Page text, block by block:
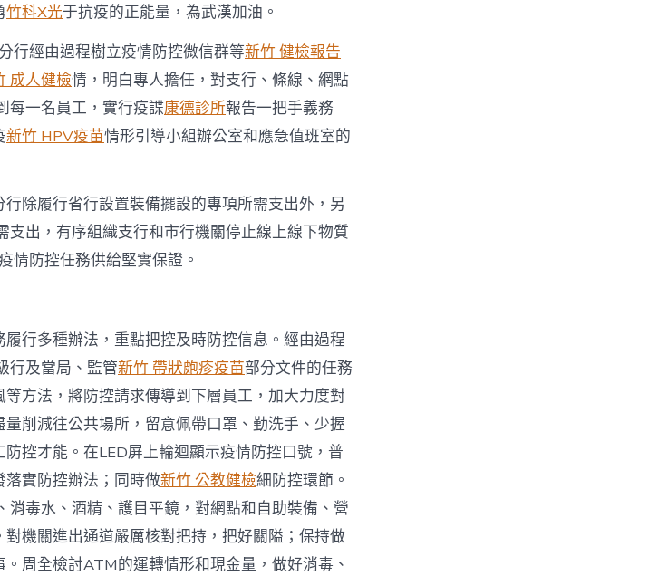
竹科X光于抗疫的正能量，為武漢加油。
行經由過程樹立疫情防控微信群等新竹 健檢報告
成人健檢情，明白專人擔任，對支行、條線、網點
每一名員工，實行疫諜康德診所報告一把手義務
新竹 HPV疫苗情形引導小組辦公室和應急值班室的
除履行省行設置裝備擺設的專項所需支出外，另
支出，有序組織支行和市行機關停止線上線下物質
情防控任務供給堅實保證。
行多種辦法，重點把控及時防控信息。經由過程
行及當局、監管新竹 帶狀皰疹疫苗部分文件的任務
等方法，將防控請求傳導到下層員工，加大力度對
削減往公共場所，留意佩帶口罩、勤洗手、少握
控才能。在LED屏上輪迴顯示疫情防控口號，普
實防控辦法；同時做新竹 公教健檢細防控環節。
消毒水、酒精、護目平鏡，對網點和自助裝備、營
機關進出通道嚴厲核對把持，把好關隘；保持做
。周全檢討ATM的運轉情形和現金量，做好消毒、